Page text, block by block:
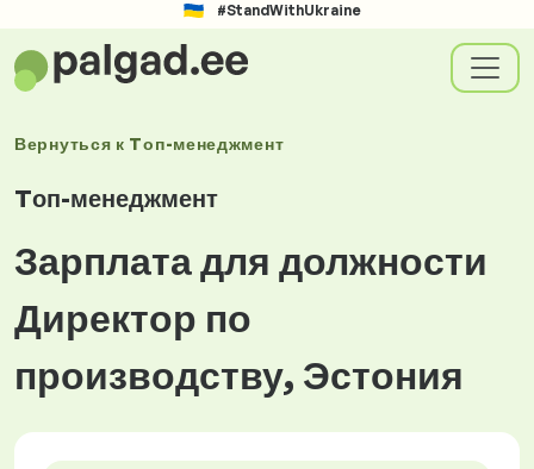
#StandWithUkraine
Вернуться к Tоп-менеджмент
Tоп-менеджмент
Зарплата для должности
Директор по
производству, Эстония